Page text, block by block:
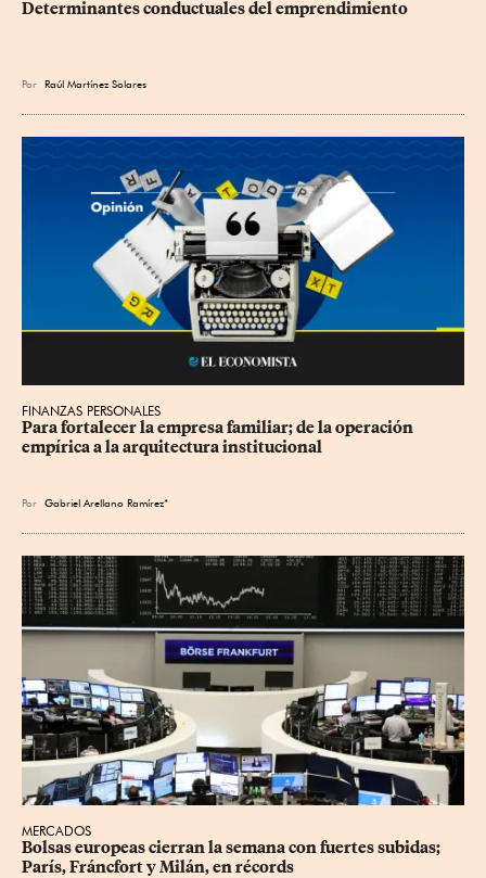
Determinantes conductuales del emprendimiento
Por Raúl Martínez Solares
FINANZAS PERSONALES
Para fortalecer la empresa familiar; de la operación
empírica a la arquitectura institucional
Por Gabriel Arellano Ramírez*
MERCADOS
Bolsas europeas cierran la semana con fuertes subidas;
París, Fráncfort y Milán, en récords